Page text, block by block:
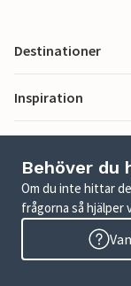
Destinationer
Inspiration
Behöver du
Om du inte hittar
frågorna så hjälper